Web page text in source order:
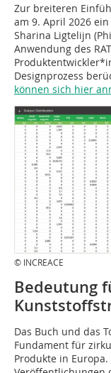
Zur breiteren
am 9. April 2026
Sharina Ligtelijn
Anwendung des
Designprozess
können sich hier
© INCREACE
Bedeutung
Das Buch und das
Fundament für
Produkte in